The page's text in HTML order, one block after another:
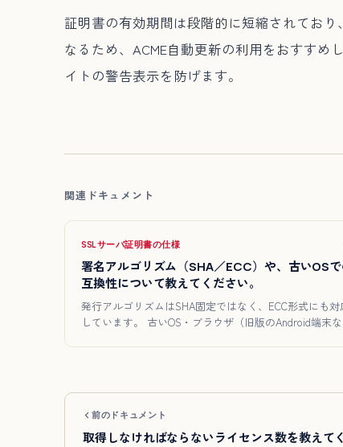
証明書の有効期間は段階的に短縮されてお
なるため、ACME自動更新の利用をおすす
イトの警告表示を防げます。
関連ドキュメント
SSLサーバ証明書の仕様
署名アルゴリズム（SHA／ECC）や、古いOS
互換性について教えてください。
発行アルゴリズムはSHA固定ではなく、ECC形式にも対
しています。 古いOS・ブラウザ（旧版のAndroid端末な
前のドキュメント
取得しなければならないライセンス数を教えて